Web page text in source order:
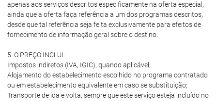
apenas aos serviços descritos especificamente na oferta especial,
ainda que a oferta faça referência a um dos programas descritos,
desde que tal referência seja feita exclusivamente para efeitos de
fornecimento de informação geral sobre o destino.
5. O PREÇO INCLUI:
Impostos indiretos (IVA, IGIC), quando aplicável;
Alojamento do estabelecimento escolhido no programa contratado
ou em estabelecimento equivalente em caso se substituição;
Transporte de ida e volta, sempre que este serviço esteja incluído no